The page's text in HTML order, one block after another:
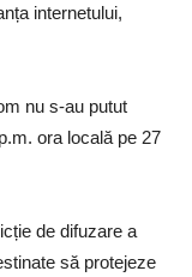
internetului,
nu s-au putut
ora locală pe 27
de difuzare a
să protejeze